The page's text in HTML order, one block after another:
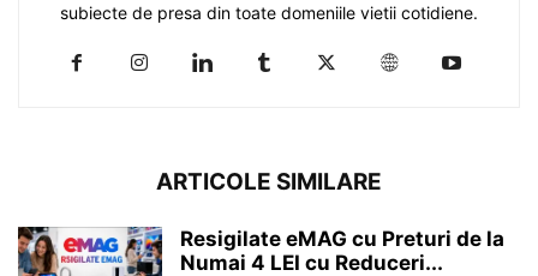
subiecte de presa din toate domeniile vietii cotidiene.
ARTICOLE SIMILARE
Resigilate eMAG cu Preturi de la
Numai 4 LEI cu Reduceri...